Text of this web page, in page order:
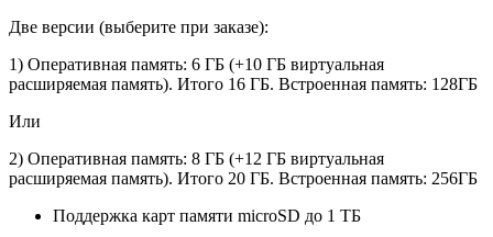
Две версии (выберите при заказе):
1) Оперативная память: 6 ГБ (+10 ГБ виртуальная
расширяемая память). Итого 16 ГБ. Встроенная память: 128ГБ
Или
2) Оперативная память: 8 ГБ (+12 ГБ виртуальная
расширяемая память). Итого 20 ГБ. Встроенная память: 256ГБ
Поддержка карт памяти microSD до 1 ТБ